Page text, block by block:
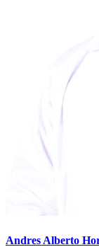
Andres Alberto